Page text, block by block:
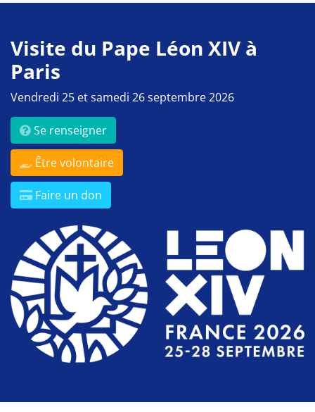
Visite du Pape Léon XIV à
Paris
Vendredi 25 et samedi 26 septembre 2026
Se renseigner
Être volontaire
Faire un don